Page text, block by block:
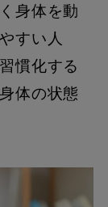
身体を動
すい人
慣化する
体の状態